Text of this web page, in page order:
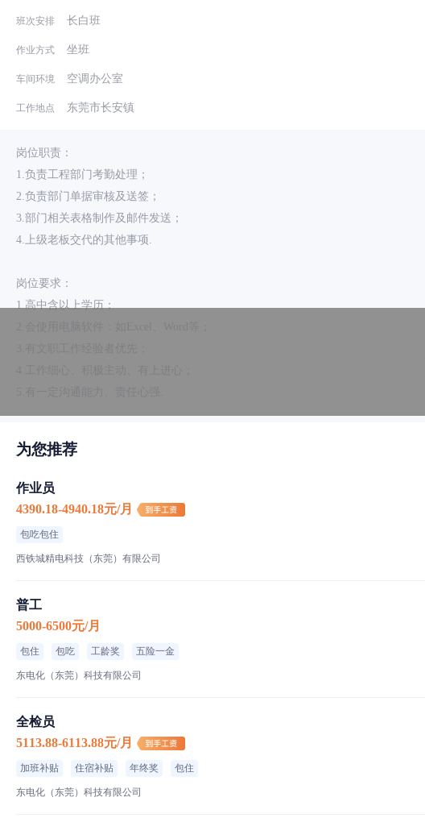
班次安排 长白班
作业方式 坐班
车间环境 空调办公室
工作地点 东莞市长安镇
岗位职责：
1.负责工程部门考勤处理；
2.负责部门单据审核及送签；
3.部门相关表格制作及邮件发送；
4.上级老板交代的其他事项.
岗位要求：
1.高中含以上学历；
菜品特色
住宿标准
工厂信息
光宝
2000人以上｜外资企业｜电子/微电子技术/集成电路
上角振安西路299号
为您推荐
作业员
4390.18-4940.18元/月
包吃包住
西铁城精电科技（东莞）有限公司
普工
5000-6500元/月
包住 包吃 工龄奖 五险一金
东电化（东莞）科技有限公司
全检员
5113.88-6113.88元/月
加班补贴 住宿补贴 年终奖 包住
东电化（东莞）科技有限公司